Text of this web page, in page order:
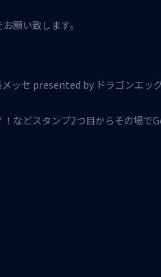
願い致します。
ッセ presented by ドラゴンエッ
などスタンプ2つ目からその場で